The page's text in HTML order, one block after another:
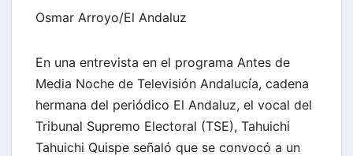
Osmar Arroyo/El Andaluz
En una entrevista en el programa Antes de
Media Noche de Televisión Andalucía, cadena
hermana del periódico El Andaluz, el vocal del
Tribunal Supremo Electoral (TSE), Tahuichi
Tahuichi Quispe señaló que se convocó a un